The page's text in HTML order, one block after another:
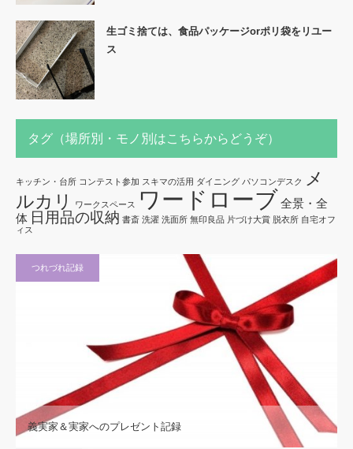
生ゴミ捨ては、食品パッケージorポリ袋をリユー
ス
タグ（場所別・モノ別はこちらからどうぞ）
キッチン・台所 コンテスト参加 スキマの活用 ダイニング パソコンデスク
メ
ルカリ
ワークスペース ワードローブ全景・全
体 日用品の収納 書斎 洗濯 洗面所 無印良品 片づけ大賞 脱衣所 自宅オフ
ィス
つれづれ記録
義実家＆実家へのプレゼント記録